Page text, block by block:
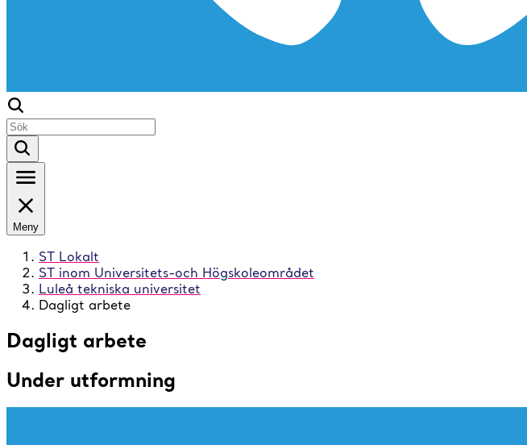
Meny
ST Lokalt
ST inom Universitets-och Högskoleområdet
Luleå tekniska universitet
Dagligt arbete
Dagligt arbete
Under utformning